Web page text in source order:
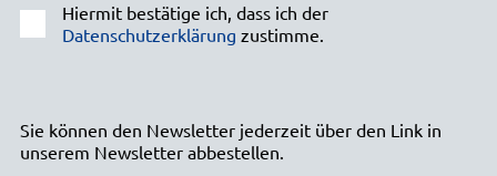
Hiermit bestätige ich, dass ich der
Datenschutzerklärung zustimme.
Sie können den Newsletter jederzeit über den Link in
unserem Newsletter abbestellen.